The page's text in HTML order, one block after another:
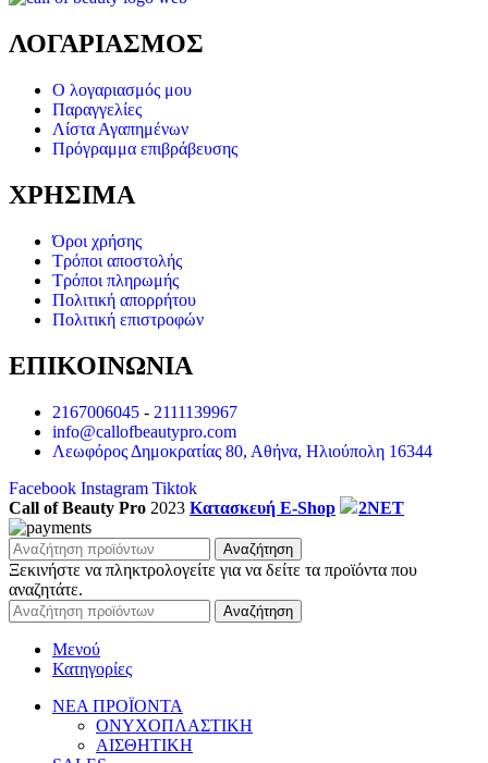
ΛΟΓΑΡΙΑΣΜΟΣ
Ο λογαριασμός μου
Παραγγελίες
Λίστα Αγαπημένων
Πρόγραμμα επιβράβευσης
ΧΡΗΣΙΜΑ
Όροι χρήσης
Τρόποι αποστολής
Τρόποι πληρωμής
Πολιτική απορρήτου
Πολιτική επιστροφών
ΕΠΙΚΟΙΝΩΝΙΑ
2167006045 - 2111139967
info@callofbeautypro.com
Λεωφόρος Δημοκρατίας 80, Αθήνα, Ηλιούπολη 16344
Facebook Instagram Tiktok
Call of Beauty Pro 2023 Κατασκευή E-Shop 2NET
Αναζήτηση
Ξεκινήστε να πληκτρολογείτε για να δείτε τα προϊόντα που
αναζητάτε.
Αναζήτηση
Μενού
Κατηγορίες
ΝΕΑ ΠΡΟΪΟΝΤΑ
ΟΝΥΧΟΠΛΑΣΤΙΚΗ
ΑΙΣΘΗΤΙΚΗ